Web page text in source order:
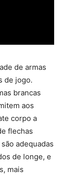
de armas
de jogo.
brancas
aos
corpo a
flechas
adequadas
de longe, e
mais